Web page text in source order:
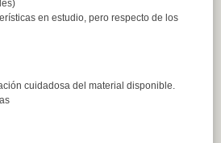
en estudio, pero respecto de los
cuidadosa del material disponible.